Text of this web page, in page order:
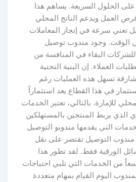
على الحلول السريعة. يساهم هذا
العمل ويدعم الناتج المحلي
تعني سرعة في إنجاز المعاملات
في الوقت. وجود مندوب توصيل
البقاء في المنافسة من
العملاء. إن البنية التحتية
تسهل هذه العمليات رغم
في هذا القطاع يعد استثماراً
للإمارة. بالتالي، تعتبر الخدمات
الذي يربط المنتجين بالمستهلكين
2. تنوع الخدمات التي يقدمها مندوبو التوصيل
مندوب التوصيل تقتصر على نقل
الورقية فقط. لقد تطور هذا
من الخدمات التي تلبي احتياجات
اليوم القيام بمهام متعددة